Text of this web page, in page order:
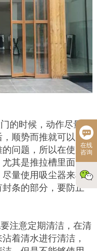
的时候，动作尽量要
顺势而推就可以
问题，所以在使用
其是推拉槽里面，
量使用吸尘器来将
条的部分，要防止
注意定期清洁，在清
着清水进行清洁，
在线
咨询